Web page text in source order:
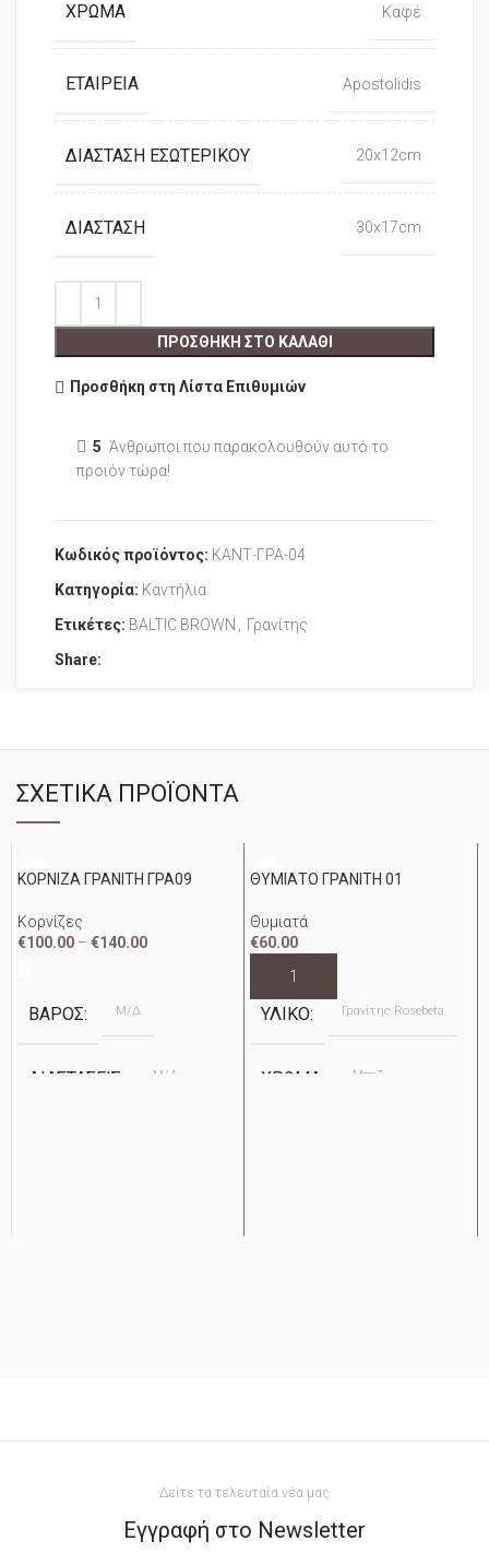
ΧΡΏΜΑ Καφέ
ΕΤΑΙΡΕΊΑ Apostolidis
ΔΙΆΣΤΑΣΗ ΕΣΩΤΕΡΙΚΟΎ 20x12cm
ΔΙΆΣΤΑΣΗ 30x17cm
ΠΡΟΣΘΉΚΗ ΣΤΟ ΚΑΛΆΘΙ
Προσθήκη στη Λίστα Επιθυμιών
5 Άνθρωποι που παρακολουθούν αυτό το
προϊόν τώρα!
Κωδικός προϊόντος: ΚΑΝΤ-ΓΡΑ-04
Κατηγορία: Καντήλια
Ετικέτες: BALTIC BROWN
Γρανίτης
Share:
ΣΧΕΤΙΚΆ ΠΡΟΪΌΝΤΑ
ΚΟΡΝΙΖΑ ΓΡΑΝΙΤΗ ΓΡΑ09
Κορνίζες
€100.00 – €140.00
ΒΆΡΟΣ Μ/Δ
ΔΙΑΣΤΆΣΕΙΣ Μ/Δ
ΘΥΜΙΑΤΟ ΓΡΑΝΙΤΗ 01
Θυμιατά
€60.00
ΥΛΙΚΌ Γρανίτης Rosebeta
ΧΡΏΜΑ Μπεζ
Δείτε τα τελευταία νέα μας
Εγγραφή στο Newsletter